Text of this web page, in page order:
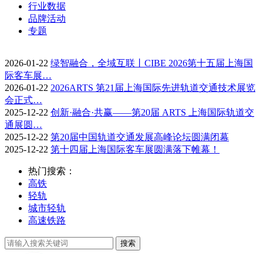
行业数据
品牌活动
专题
2026-01-22 绿智融合，全域互联丨CIBE 2026第十五届上海国
际客车展…
2026-01-22 2026ARTS 第21届上海国际先进轨道交通技术展览
会正式…
2025-12-22 创新·融合·共赢——第20届 ARTS 上海国际轨道交
通展圆…
2025-12-22 第20届中国轨道交通发展高峰论坛圆满闭幕
2025-12-22 第十四届上海国际客车展圆满落下帷幕！
热门搜索：
高铁
轻轨
城市轻轨
高速铁路